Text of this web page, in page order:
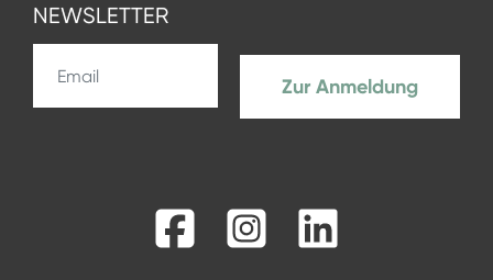
NEWSLETTER
Zur Anmeldung
Facebook
Instagram
LinkedIn